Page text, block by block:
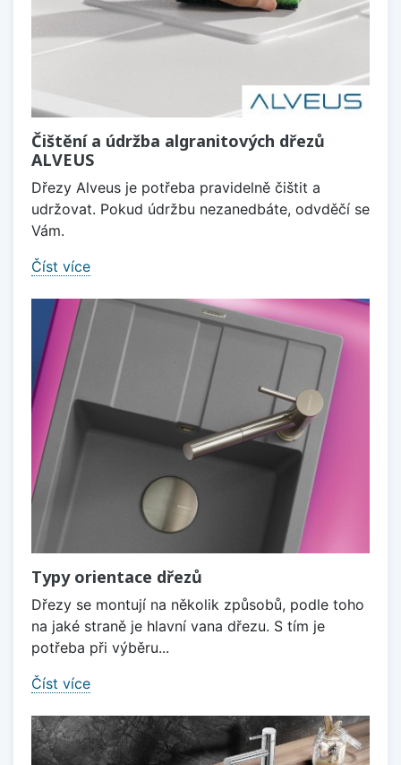
Čištění a údržba algranitových dřezů
ALVEUS
Dřezy Alveus je potřeba pravidelně čištit a
udržovat. Pokud údržbu nezanedbáte, odvděčí se
Vám.
Číst více
Typy orientace dřezů
Dřezy se montují na několik způsobů, podle toho
na jaké straně je hlavní vana dřezu. S tím je
potřeba při výběru...
Číst více